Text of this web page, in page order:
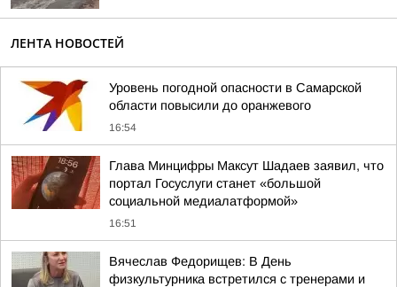
ЛЕНТА НОВОСТЕЙ
Уровень погодной опасности в Самарской
области повысили до оранжевого
16:54
Глава Минцифры Максут Шадаев заявил, что
портал Госуслуги станет «большой
социальной медиалатформой»
16:51
Вячеслав Федорищев: В День
физкультурника встретился с тренерами и